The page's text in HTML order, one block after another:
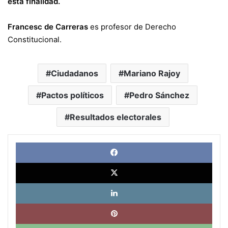
Francesc de Carreras es profesor de Derecho
Constitucional.
Ciudadanos Mariano Rajoy
Pactos políticos Pedro Sánchez
Resultados electorales
X